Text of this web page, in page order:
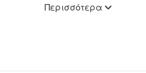
είτε για την ανέγερση μιας
Τιμή (70000€) Κωδικός
Περισσότερα